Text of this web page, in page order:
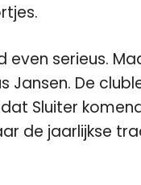
even serieus.
De
Sluiter
de jaarlijkse